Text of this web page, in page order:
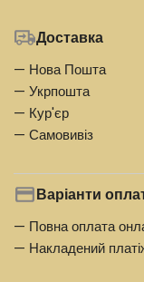
Доставка
— Нова Пошта
— Укрпошта
— Кур'єр
— Самовивіз
Варіанти
— Повна оплата
— Накладений